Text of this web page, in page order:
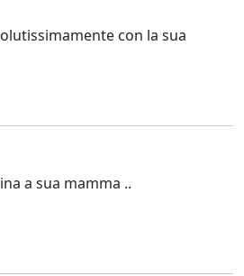
con la sua
a sua mamma ..